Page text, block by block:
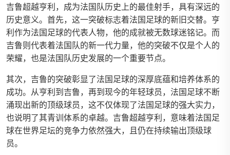
吉鲁超越亨利，成为法国队历史上的最佳射手，具有深远的
历史意义。首先，这一突破标志着法国足球的新旧交替。亨
利作为法国足球的代表人物，他的成就被无数球迷铭记。而
吉鲁则代表着法国队的新一代力量，他的突破不仅是个人的
荣耀，也是法国队历史发展的一个重要节点。
其次，吉鲁的突破彰显了法国足球的深厚底蕴和培养体系的
成功。从亨利到吉鲁，再到现今的年轻球员，法国足球不断
涌现出新的顶级球员，这不仅体现了法国足球的强大实力，
也说明了其青训体系的卓越。吉鲁超越亨利，意味着法国足
球在世界足坛的竞争力依然强大，且仍在持续输出顶级球
员。